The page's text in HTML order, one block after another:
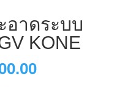
อาดระบบ
KONE
Current